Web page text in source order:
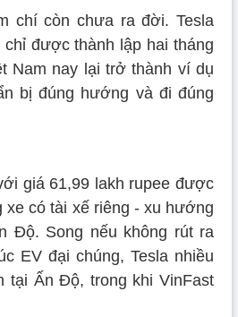
chí còn chưa ra đời. Tesla
được thành lập hai tháng
Nam nay lại trở thành ví dụ
bị đúng hướng và đi đúng
giá 61,99 lakh rupee được
có tài xế riêng - xu hướng
Độ. Song nếu không rút ra
EV đại chúng, Tesla nhiều
tại Ấn Độ, trong khi VinFast